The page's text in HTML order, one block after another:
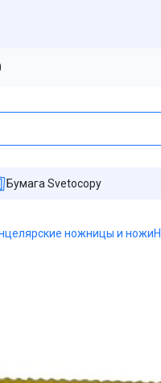
Бумага Svetocopy
ножницы и ножи